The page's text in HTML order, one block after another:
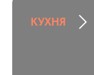
КУХНЯ